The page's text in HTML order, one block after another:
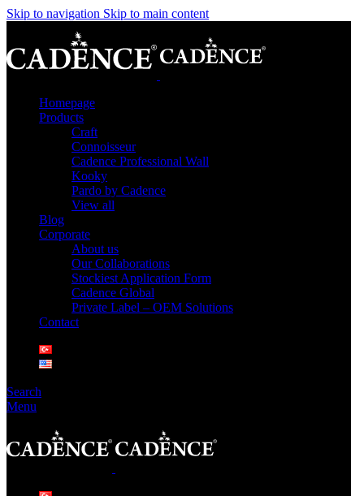
Skip to navigation Skip to main content
Homepage
Products
Craft
Connoisseur
Cadence Professional Wall
Kooky
Pardo by Cadence
View all
Blog
Corporate
About us
Our Collaborations
Stockiest Application Form
Cadence Global
Private Label – OEM Solutions
Contact
Search
Menu